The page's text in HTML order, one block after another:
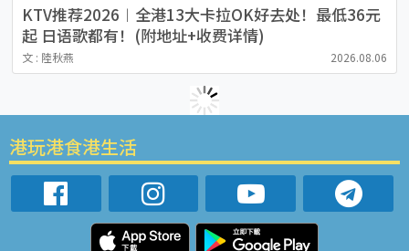
KTV推荐2026︱全港13大卡拉OK好去处！最低36元
起 日语歌都有！(附地址+收费详情)
文 : 陸秋燕 2026.08.06
港玩港食港生活